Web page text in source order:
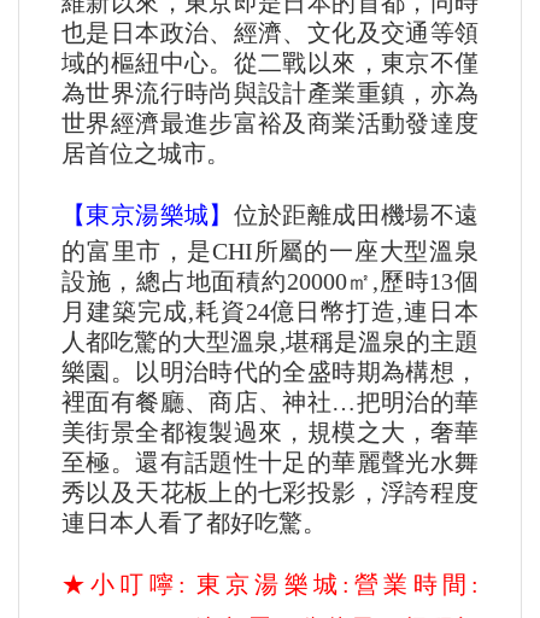
也是日本政治、經濟、文化及交通等領
域的樞紐中心。從二戰以來，東京不僅
為世界流行時尚與設計產業重鎮，亦為
世界經濟最進步富裕及商業活動發達度
居首位之城市。
【東京湯樂城】 位於距離成田機場不遠
的富里市，是CHI所屬的一座大型溫泉
設施，總占地面積約20000㎡,歷時13個
月建築完成,耗資24億日幣打造,連日本
人都吃驚的大型溫泉,堪稱是溫泉的主題
樂園。以明治時代的全盛時期為構想，
裡面有餐廳、商店、神社…把明治的華
美街景全都複製過來，規模之大，奢華
至極。還有話題性十足的華麗聲光水舞
秀以及天花板上的七彩投影，浮誇程度
連日本人看了都好吃驚。
★小叮嚀: 東京湯樂城:營業時間: